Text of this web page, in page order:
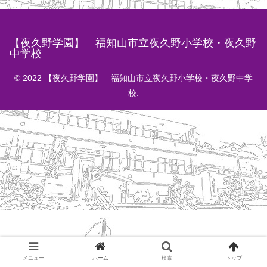
【夜久野学園】 福知山市立夜久野小学校・夜久野
中学校
© 2022 【夜久野学園】 福知山市立夜久野小学校・夜久野中学
校.
メニュー ホーム 検索 トップ